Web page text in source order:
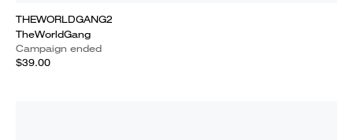
THEWORLDGANG2
TheWorldGang
Campaign ended
$39.00